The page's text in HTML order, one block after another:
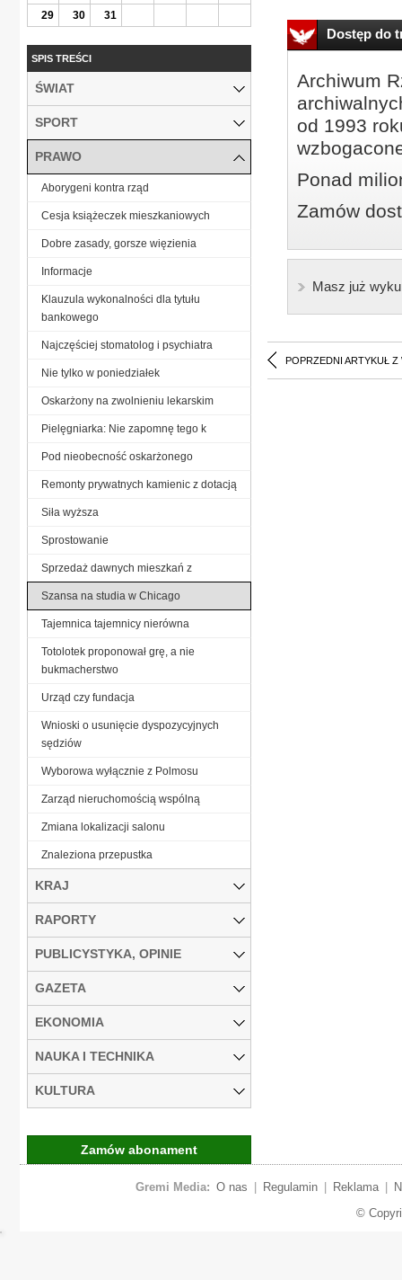
Dostęp do
Archiwum
od 1993
Ponad
Zamów
Masz już
POPRZEDNI ARTYKUŁ Z
29
30 31
SPIS TREŚCI
ŚWIAT
SPORT
PRAWO
Aborygeni kontra rząd
Cesja książeczek mieszkaniowych
Dobre zasady, gorsze więzienia
Informacje
Klauzula wykonalności dla tytułu
bankowego
Najczęściej stomatolog i psychiatra
Nie tylko w poniedziałek
Oskarżony na zwolnieniu lekarskim
Pielęgniarka: Nie zapomnę tego k
Pod nieobecność oskarżonego
Remonty prywatnych kamienic z dotacją
Siła wyższa
Sprostowanie
Sprzedaż dawnych mieszkań z
Szansa na studia w Chicago
Tajemnica tajemnicy nierówna
Totolotek proponował grę, a nie
bukmacherstwo
Urząd czy fundacja
Wnioski o usunięcie dyspozycyjnych
sędziów
Wyborowa wyłącznie z Polmosu
Zarząd nieruchomością wspólną
Zmiana lokalizacji salonu
Znaleziona przepustka
KRAJ
RAPORTY
PUBLICYSTYKA, OPINIE
GAZETA
EKONOMIA
NAUKA I TECHNIKA
KULTURA
Zamów abonament
Gremi Media: O nas Regulamin Reklama
©